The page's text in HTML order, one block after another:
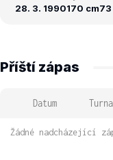
28. 3. 1990170 cm73
Příští zápas
Datum
Žádné nadcházející